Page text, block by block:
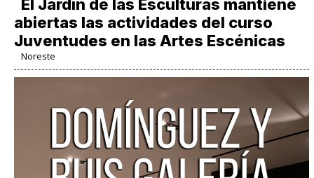
El Jardín de las Esculturas mantiene
abiertas las actividades del curso
Juventudes en las Artes Escénicas
Noreste